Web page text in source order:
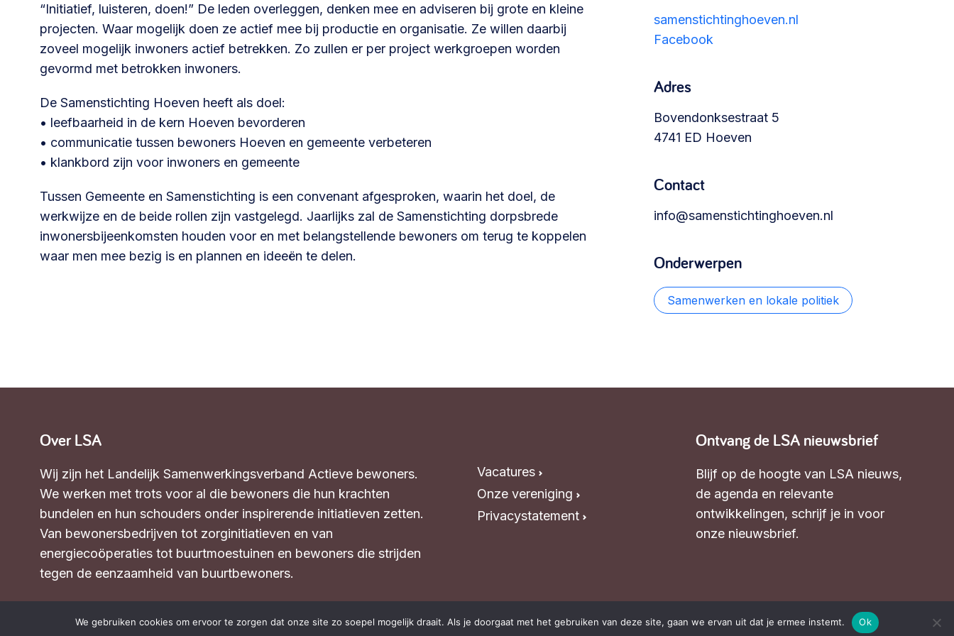
Community building en ABCD,
welkomstcultuur >
Betrokken buurten, contact stimuleren,
netwerken uitbreiden >
Weerbare gemeenschappen
Voorbereiden op crisis, noodsteunpunten,
ontmoetingsplekken >
Meebeslissen
democratie >
Samenwerken en lokale politiek
Lobbyen, invloed uitoefenen,
maatschappelijke impact >
invoering omgevingswet, participatie,
gebiedsontwikkeling>
“Initiatief, luisteren, doen!” De leden overleggen, denken mee en adviseren bij grote en kleine
projecten. Waar mogelijk doen ze actief mee bij productie en organisatie. Ze willen daarbij
zoveel mogelijk inwoners actief betrekken. Zo zullen er per project werkgroepen worden
gevormd met betrokken inwoners.
De Samenstichting Hoeven heeft als doel:
• leefbaarheid in de kern Hoeven bevorderen
• communicatie tussen bewoners Hoeven en gemeente verbeteren
• klankbord zijn voor inwoners en gemeente
Tussen Gemeente en Samenstichting is een convenant afgesproken, waarin het doel, de
werkwijze en de beide rollen zijn vastgelegd. Jaarlijks zal de Samenstichting dorpsbrede
inwonersbijeenkomsten houden voor en met belangstellende bewoners om terug te koppelen
waar men mee bezig is en plannen en ideeën te delen.
samenstichtinghoeven.nl
Facebook
Adres
Bovendonksestraat 5
4741 ED Hoeven
Contact
info@samenstichtinghoeven.nl
Onderwerpen
Samenwerken en lokale politiek
Over LSA
Wij zijn het Landelijk Samenwerkingsverband Actieve bewoners.
We werken met trots voor al die bewoners die hun krachten
bundelen en hun schouders onder inspirerende initiatieven zetten.
Van bewonersbedrijven tot zorginitiatieven en van
energiecoöperaties tot buurtmoestuinen en bewoners die strijden
tegen de eenzaamheid van buurtbewoners.
Vacatures
Onze vereniging
Privacystatement
Ontvang de LSA nieuwsbrief
Blijf op de hoogte van LSA nieuws,
de agenda en relevante
ontwikkelingen, schrijf je in voor
onze nieuwsbrief.
We gebruiken cookies om ervoor te zorgen dat onze site zo soepel mogelijk draait. Als je doorgaat met het gebruiken van deze site, gaan we ervan uit dat je ermee instemt. Ok